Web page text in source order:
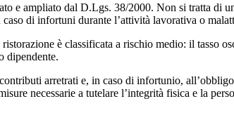
e ampliato dal D.Lgs. 38/2000. Non si tratta di
di infortuni durante l’attività lavorativa o
è classificata a rischio medio: il tasso
dipendente.
arretrati e, in caso di infortunio,
necessarie a tutelare l’integrità fisica e la